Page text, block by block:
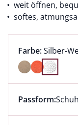
weit öffnen,
softes,
Farbauswahl:
Farbe:aktuell
Silber-
Farbe Silber-
Dieser Artikel
Passform: